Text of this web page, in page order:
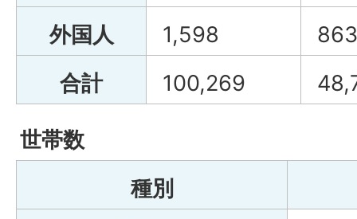
外国人
1,598
863
合計
100,269
世帯数
種別